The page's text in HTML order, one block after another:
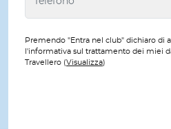
Premendo "Entra nel club" dichiaro di
l'informativa sul trattamento dei miei
Travellero (Visualizza)